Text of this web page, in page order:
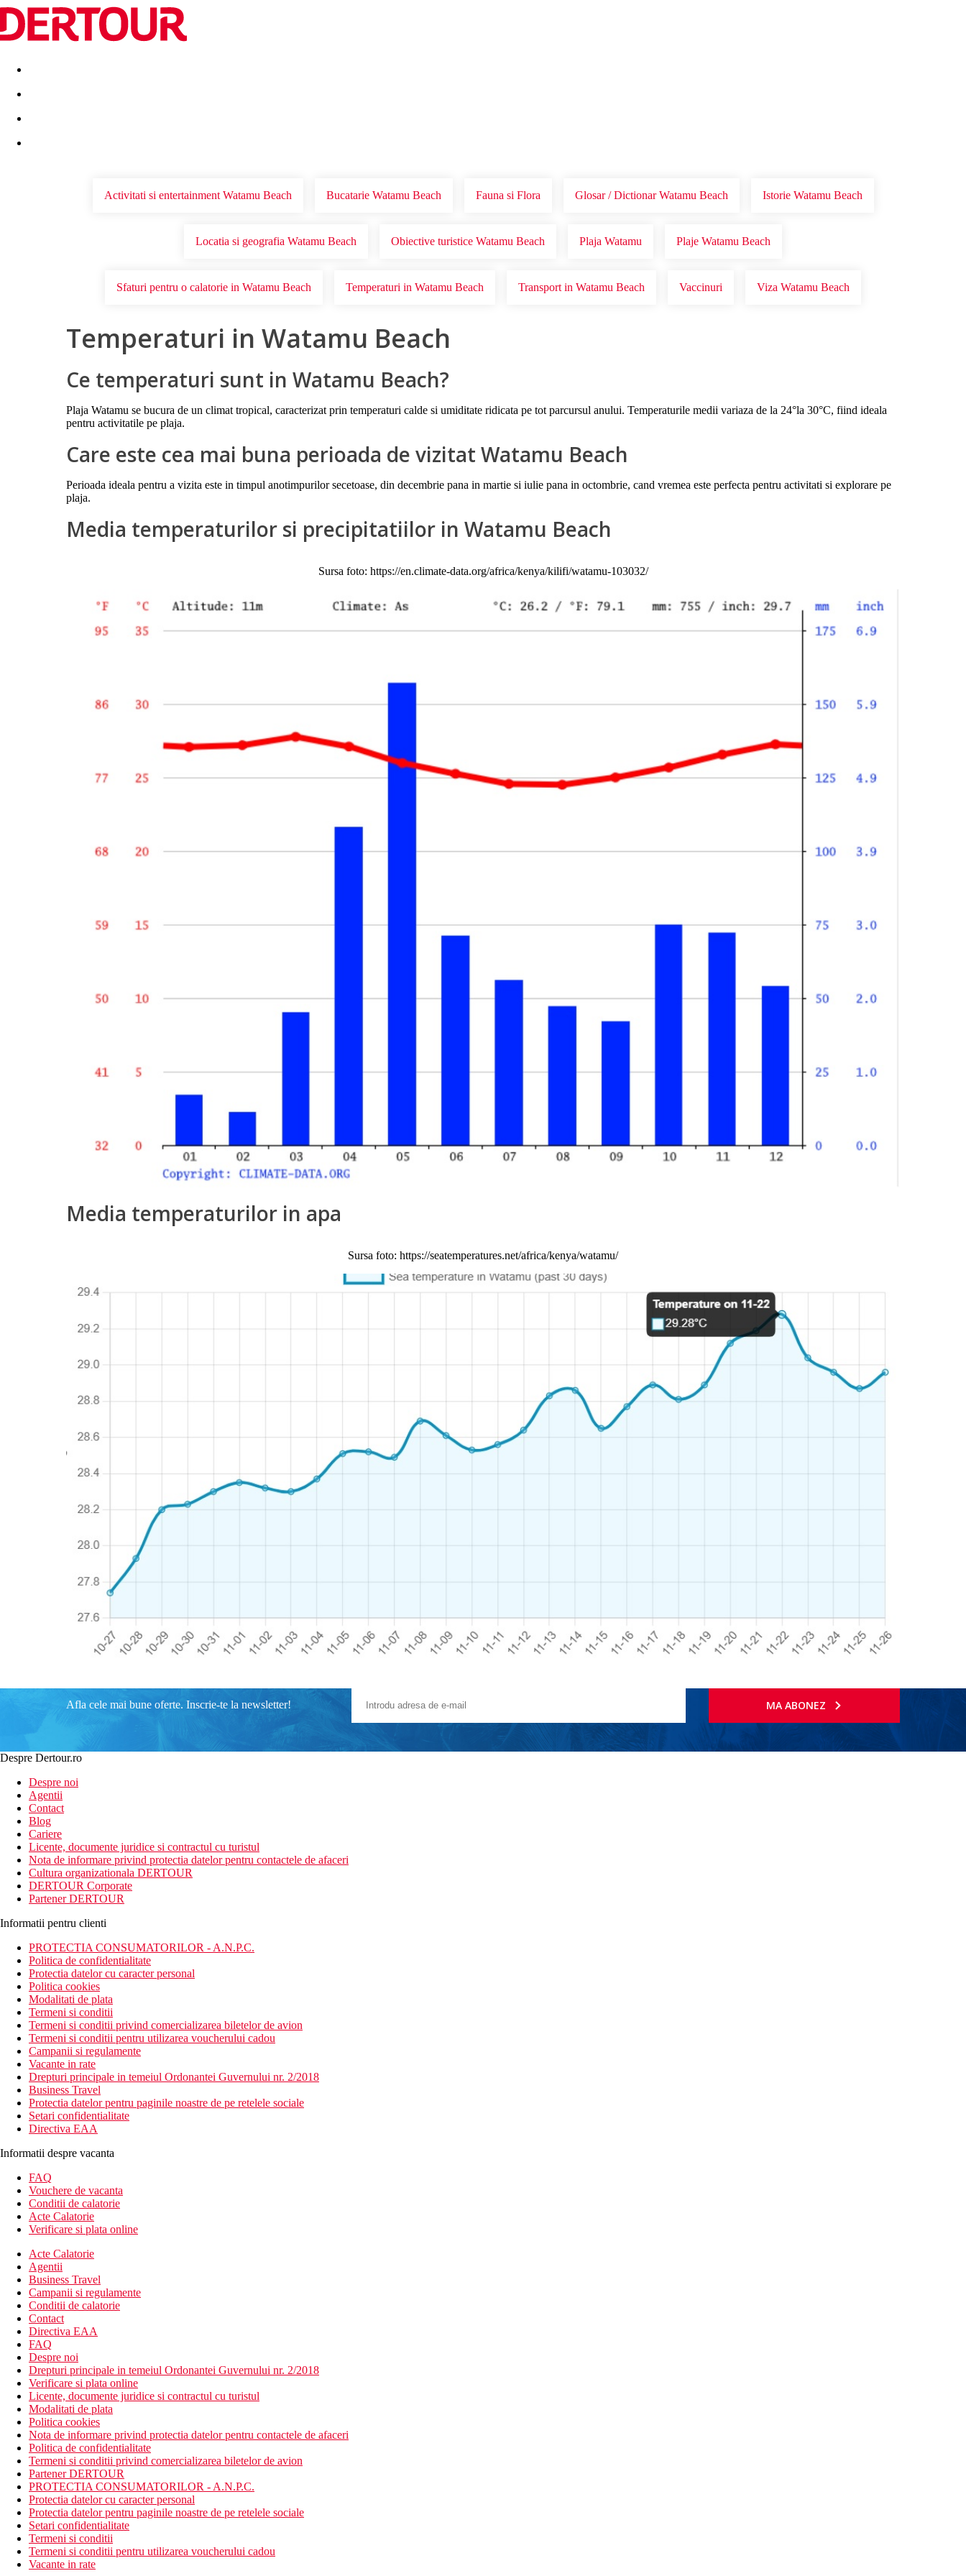
Destinatii Vacanta perfecta OFERTE DE NERATAT
Activitati si entertainment Watamu Beach Bucatarie Watamu Beach Fauna si Flora Glosar / Dictionar Watamu Beach Istorie Watamu Beach
Locatia si geografia Watamu Beach Obiective turistice Watamu Beach Plaja Watamu Plaje Watamu Beach
Sfaturi pentru o calatorie in Watamu Beach Temperaturi in Watamu Beach Transport in Watamu Beach Vaccinuri Viza Watamu Beach
Temperaturi in Watamu Beach
Ce temperaturi sunt in Watamu Beach?
Plaja Watamu se bucura de un climat tropical, caracterizat prin temperaturi calde si umiditate ridicata pe tot parcursul anului. Temperaturile medii variaza de la 24°la 30°C, fiind ideala
pentru activitatile pe plaja.
Care este cea mai buna perioada de vizitat Watamu Beach
Perioada ideala pentru a vizita este in timpul anotimpurilor secetoase, din decembrie pana in martie si iulie pana in octombrie, cand vremea este perfecta pentru activitati si explorare pe
plaja.
Media temperaturilor si precipitatiilor in Watamu Beach
Sursa foto: https://en.climate-data.org/africa/kenya/kilifi/watamu-103032/
Media temperaturilor in apa
Sursa foto: https://seatemperatures.net/africa/kenya/watamu/
Afla cele mai bune oferte. Inscrie-te la newsletter! MA ABONEZ
Despre Dertour.ro
Despre noi
Agentii
Contact
Blog
Cariere
Licente, documente juridice si contractul cu turistul
Nota de informare privind protectia datelor pentru contactele de afaceri
Cultura organizationala DERTOUR
DERTOUR Corporate
Partener DERTOUR
Informatii pentru clienti
PROTECTIA CONSUMATORILOR - A.N.P.C.
Politica de confidentialitate
Protectia datelor cu caracter personal
Politica cookies
Modalitati de plata
Termeni si conditii
Termeni si conditii privind comercializarea biletelor de avion
Termeni si conditii pentru utilizarea voucherului cadou
Campanii si regulamente
Vacante in rate
Drepturi principale in temeiul Ordonantei Guvernului nr. 2/2018
Business Travel
Protectia datelor pentru paginile noastre de pe retelele sociale
Setari confidentialitate
Directiva EAA
Informatii despre vacanta
FAQ
Vouchere de vacanta
Conditii de calatorie
Acte Calatorie
Verificare si plata online
Acte Calatorie
Agentii
Business Travel
Campanii si regulamente
Conditii de calatorie
Contact
Directiva EAA
FAQ
Despre noi
Drepturi principale in temeiul Ordonantei Guvernului nr. 2/2018
Verificare si plata online
Licente, documente juridice si contractul cu turistul
Modalitati de plata
Politica cookies
Nota de informare privind protectia datelor pentru contactele de afaceri
Politica de confidentialitate
Termeni si conditii privind comercializarea biletelor de avion
Partener DERTOUR
PROTECTIA CONSUMATORILOR - A.N.P.C.
Protectia datelor cu caracter personal
Protectia datelor pentru paginile noastre de pe retelele sociale
Setari confidentialitate
Termeni si conditii
Termeni si conditii pentru utilizarea voucherului cadou
Vacante in rate